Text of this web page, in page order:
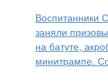
заняли
на батуте,
минитрампе.